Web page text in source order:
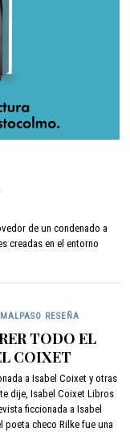
de un condenado a
creadas en el entorno
MALPASO RESEÑA
TODO EL
COIXET
a Isabel Coixet y otras
dije, Isabel Coixet Libros
ficcionada a Isabel
poeta checo Rilke fue una